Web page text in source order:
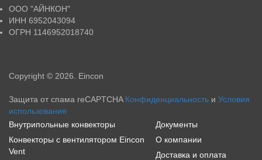
ООО "АЙНКОН"
ИНН 6952043094
ОГРН 1146952018740
Copyright © 2026. Eincon
Защита от спама reCAPTCHA Конфиденциальность и Условия
использования
Внутрипольные конвекторы
Конвекторы с вентилятором Eincon
Vent
Документы
О компании
Доставка и оплата